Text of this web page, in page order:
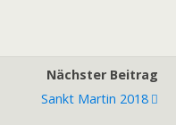
Nächster Beitrag
Sankt Martin 2018